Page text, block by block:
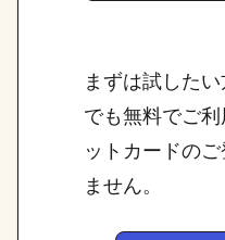
まずは試した
でも無料でご
ットカードの
ません。